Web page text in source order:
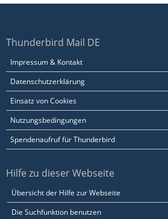
Thunderbird Mail DE
Impressum & Kontakt
Datenschutzerklärung
Einsatz von Cookies
Nutzungsbedingungen
Spendenaufruf für Thunderbird
Hilfe zu dieser Webseite
Übersicht der Hilfe zur Webseite
Die Suchfunktion benutzen